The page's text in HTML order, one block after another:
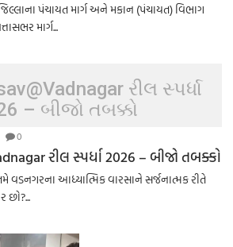
પંચાયત માર્ગ અને મકાન (પંચાયત) વિભાગ
માર્ગ...
રીલ સ્પર્ધા
– બીજો તબક્કો
0
રીલ સ્પર્ધા 2026 – બીજો તબક્કો
વડનગરના આધ્યાત્મિક વારસાને સર્જનાત્મક રીતે
છો?...